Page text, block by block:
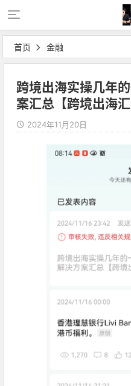
首页 金融
跨境出海实操几年
案汇总【跨境出海汇
2024年11月20日